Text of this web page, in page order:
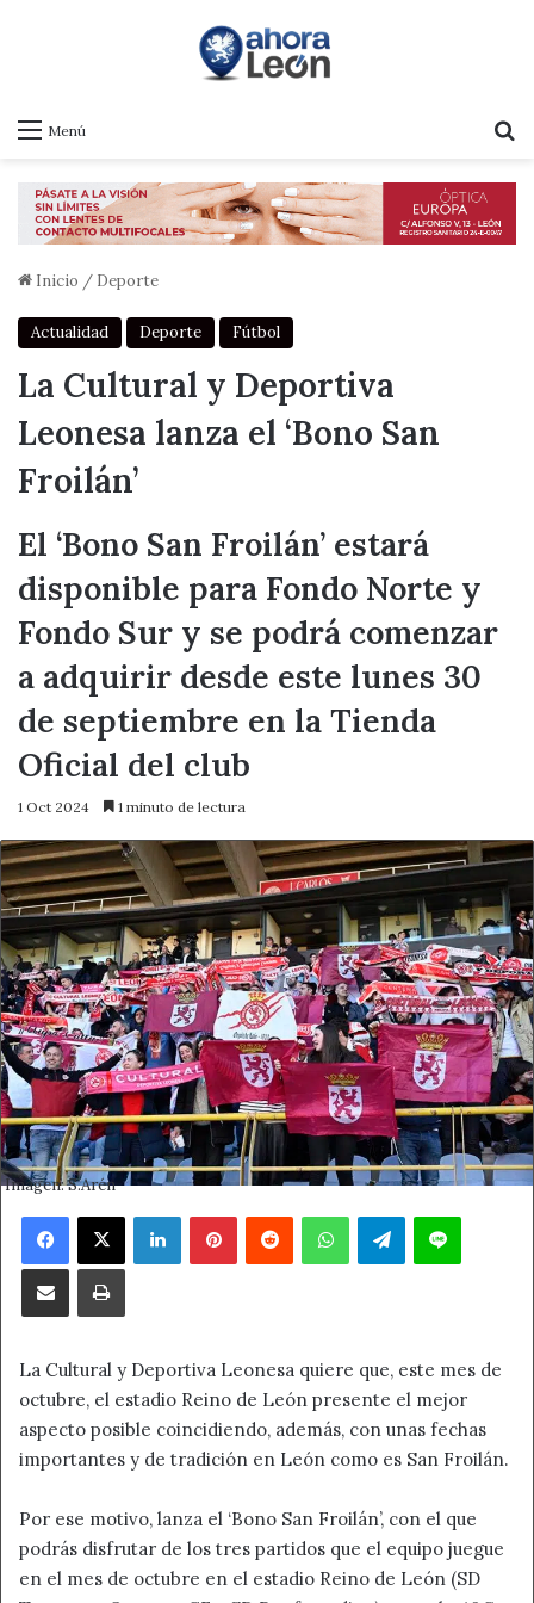
Menú
Inicio / Deporte
Actualidad Deporte Fútbol
La Cultural y Deportiva
Leonesa lanza el ‘Bono San
Froilán’
El ‘Bono San Froilán’ estará
disponible para Fondo Norte y
Fondo Sur y se podrá comenzar
a adquirir desde este lunes 30
de septiembre en la Tienda
Oficial del club
1 Oct 2024 1 minuto de lectura
Imagen: S.Arén
Facebook
X LinkedInPinterestReddit WhatsAppTelegramLine
Compartir por correo electrónicoImprimir
La Cultural y Deportiva Leonesa quiere que, este mes de
octubre, el estadio Reino de León presente el mejor
aspecto posible coincidiendo, además, con unas fechas
importantes y de tradición en León como es San Froilán.
Por ese motivo, lanza el ‘Bono San Froilán’, con el que
podrás disfrutar de los tres partidos que el equipo juegue
en el mes de octubre en el estadio Reino de León (SD